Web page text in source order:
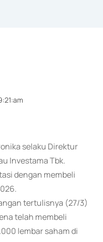
selaku Direktur
Investama Tbk.
dengan membeli
tertulisnya (27/3)
telah membeli
lembar saham di